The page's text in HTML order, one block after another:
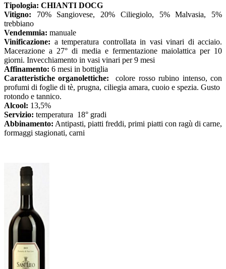
Tipologia: CHIANTI DOCG
Vitigno: 70% Sangiovese, 20% Ciliegiolo, 5% Malvasia, 5%
trebbiano
Vendemmia: manuale
Vinificazione: a temperatura controllata in vasi vinari di acciaio.
Macerazione a 27° di media e fermentazione maiolattica per 10
giorni. Invecchiamento in vasi vinari per 9 mesi
Affinamento: 6 mesi in bottiglia
Caratteristiche organolettiche:
colore rosso rubino intenso, con
profumi di foglie di tè, prugna, ciliegia amara, cuoio e spezia. Gusto
rotondo e tannico.
Alcool: 13,5%
Servizio: temperatura 18° gradi
Abbinamento: Antipasti, piatti freddi, primi piatti con ragù di carne,
formaggi stagionati, carni